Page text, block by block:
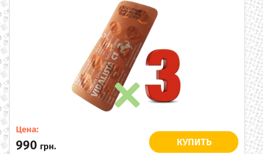
Цена:
990 грн. КУПИТЬ